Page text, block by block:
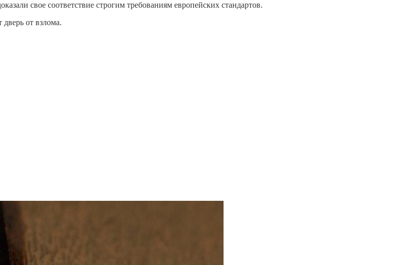
свое соответствие строгим требованиям европейских стандартов.
от взлома.